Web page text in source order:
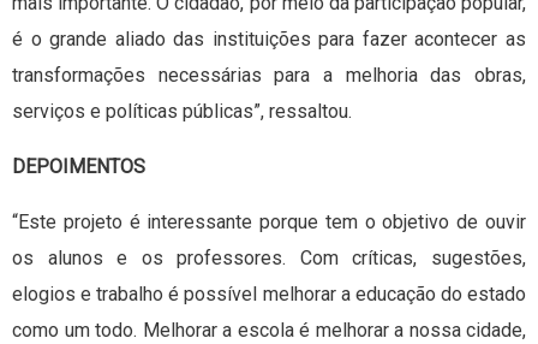
é o grande aliado das instituições para fazer acontecer as
transformações necessárias para a melhoria das obras,
serviços e políticas públicas”, ressaltou.
DEPOIMENTOS
“Este projeto é interessante porque tem o objetivo de ouvir
os alunos e os professores. Com críticas, sugestões,
elogios e trabalho é possível melhorar a educação do estado
como um todo. Melhorar a escola é melhorar a nossa cidade,